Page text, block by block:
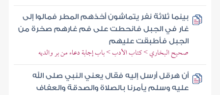
بينما ثلاثة نفر يتماشون أخذهم المطر فمالوا إلى
غار في الجبل فانحطت على فم غارهم صخرة من
الجبل فأطبقت عليهم
صحيح البخاري > كتاب الأدب > باب إجابة دعاء من بر والديه
أن هرقل أرسل إليه فقال يعني النبي صلى الله
عليه وسلم يأمرنا بالصلاة والصدقة والعفاف